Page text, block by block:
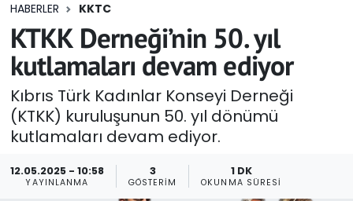
HABERLER KKTC
KTKK Derneği’nin 50. yıl
kutlamaları devam ediyor
Kıbrıs Türk Kadınlar Konseyi Derneği
(KTKK) kuruluşunun 50. yıl dönümü
kutlamaları devam ediyor.
12.05.2025 - 10:58
YAYINLANMA
3
GÖSTERIM
1 DK
OKUNMA SÜRESI
Eğitim
Ekonomi
Foto Galeri
GEZİ
Güncel
Tüm Manşetler
Son Dakika Haberleri
Haber Arşivi